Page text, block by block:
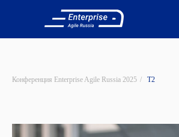
Участвовать
Участвовать
Конференция Enterprise Agile Russia 2025 / T2